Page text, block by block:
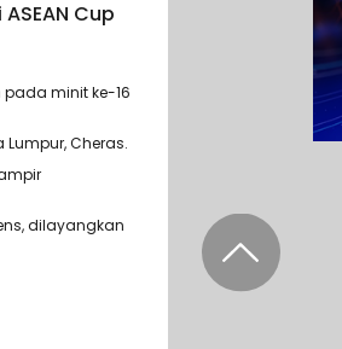
Cup
minit ke-16
Cheras.
dilayangkan